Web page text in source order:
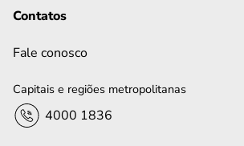
Contatos
Fale conosco
Capitais e regiões metropolitanas
4000 1836